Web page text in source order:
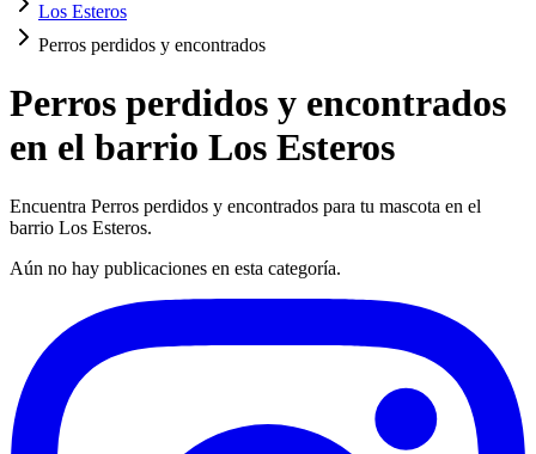
Los Esteros
Perros perdidos y encontrados
Perros perdidos y encontrados
en el barrio Los Esteros
Encuentra Perros perdidos y encontrados para tu mascota en el
barrio Los Esteros.
Aún no hay publicaciones en esta categoría.